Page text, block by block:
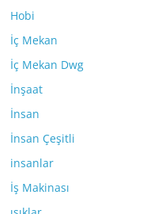
Hobi
İç Mekan
İç Mekan Dwg
İnşaat
İnsan
İnsan Çeşitli
insanlar
İş Makinası